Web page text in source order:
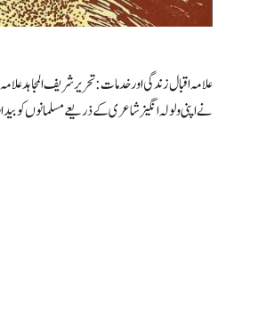
علامہ اقبال زندگی اور خدمات : تحریر شریف المجاہد
نے اپنی ولولہ انگیز شاعری کے ذریعے مسلمانوں